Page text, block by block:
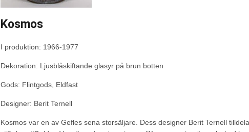
Kosmos
I produktion: 1966-1977
Dekoration: Ljusblåskiftande glasyr på brun botten
Gods: Flintgods, Eldfast
Designer: Berit Ternell
Kosmos var en av Gefles sena storsäljare. Dess designer Berit Ternell